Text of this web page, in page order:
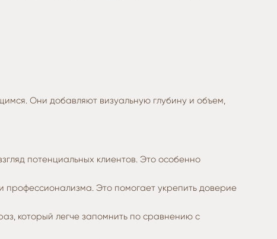
Они добавляют визуальную глубину и объем,
потенциальных клиентов. Это особенно
Это помогает укрепить доверие
который легче запомнить по сравнению с